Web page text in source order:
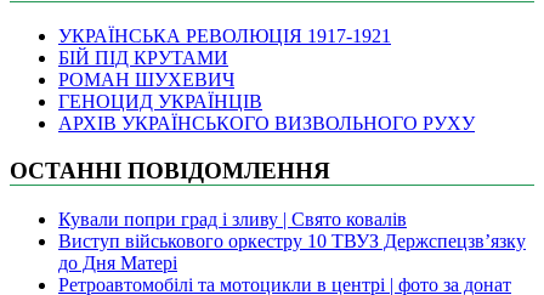
УКРАЇНСЬКА РЕВОЛЮЦІЯ 1917-1921
БІЙ ПІД КРУТАМИ
РОМАН ШУХЕВИЧ
ГЕНОЦИД УКРАЇНЦІВ
АРХІВ УКРАЇНСЬКОГО ВИЗВОЛЬНОГО РУХУ
ОСТАННІ ПОВІДОМЛЕННЯ
Кували попри град і зливу | Свято ковалів
Виступ військового оркестру 10 ТВУЗ Держспецзв’язку
до Дня Матері
Ретроавтомобілі та мотоцикли в центрі | фото за донат